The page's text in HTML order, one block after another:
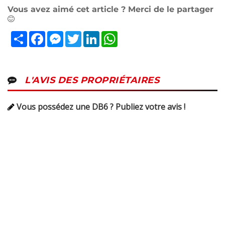
Vous avez aimé cet article ? Merci de le partager
PartagerFacebookMessenger
TwitterLinkedIn
L'AVIS DES PROPRIÉTAIRES
Vous possédez une DB6 ? Publiez votre avis !